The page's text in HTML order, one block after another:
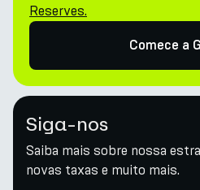
Reserves.
Comece a
Siga-nos
Saiba mais sobre nossa
novas taxas e muito mais.